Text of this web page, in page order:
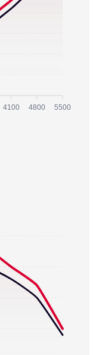
4100 4800 5500